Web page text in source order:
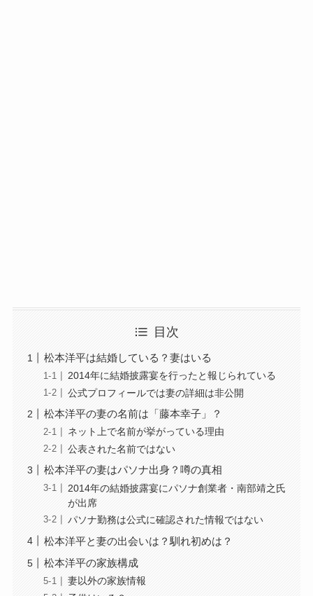
目次
松本洋平は結婚している？妻はいる
2014年に結婚披露宴を行ったと報じられている
公式プロフィールでは妻の詳細は非公開
松本洋平の妻の名前は「藤本幸子」？
ネット上で名前が挙がっている理由
公表された名前ではない
松本洋平の妻はパソナ出身？噂の真相
2014年の結婚披露宴にパソナ創業者・南部靖之氏
が出席
パソナ勤務は公式に確認された情報ではない
松本洋平と妻の出会いは？馴れ初めは？
松本洋平の家族構成
妻以外の家族情報